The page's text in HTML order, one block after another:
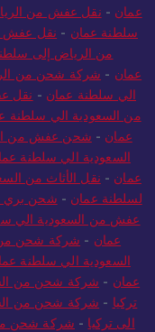
عمان - نقل عفش من
سلطنة عمان - نقل عفش
من الرياض إلى
عمان - شركة شحن من
الي سلطنة عمان - نقل
من السعودية الي سلطنة
عمان - شحن عفش من
السعودية الي سلطنة
عمان - نقل الأثاث من
لسلطنة عمان - شحن بري
عفش من السعودية الي
عمان - شركة شحن من
السعودية الي سلطنة
عمان - شركة شحن من
تركيا - شركة شحن من
الى تركيا - شركة شحن من